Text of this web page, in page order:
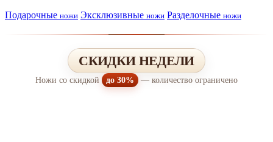
Подарочные ножи Эксклюзивные ножи Разделочные ножи
СКИДКИ НЕДЕЛИ
Ножи со скидкой до 30% — количество ограничено